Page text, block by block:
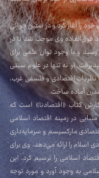
را آغاز کرد و در سنین جوانی
فوق‌العاده وی موجب شد تا در
و با وجود توان علمی برای
او نه تنها در علوم سنتی
نظریات اقتصادی و فلسفی غرب،
آماده ساخت.
کتاب «اقتصادنا» است که
در زمینه اقتصاد اسلامی
مارکسیسم و سرمایه‌داری
را ارائه می‌دهد، وی برای
اسلامی را ترسیم کرد. این
به وجود آورد و مورد توجه